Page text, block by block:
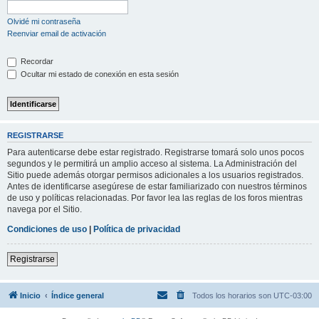
Olvidé mi contraseña
Reenviar email de activación
Recordar
Ocultar mi estado de conexión en esta sesión
REGISTRARSE
Para autenticarse debe estar registrado. Registrarse tomará solo unos pocos
segundos y le permitirá un amplio acceso al sistema. La Administración del
Sitio puede además otorgar permisos adicionales a los usuarios registrados.
Antes de identificarse asegúrese de estar familiarizado con nuestros términos
de uso y políticas relacionadas. Por favor lea las reglas de los foros mientras
navega por el Sitio.
Condiciones de uso | Política de privacidad
Registrarse
Inicio Índice general Todos los horarios son UTC-03:00